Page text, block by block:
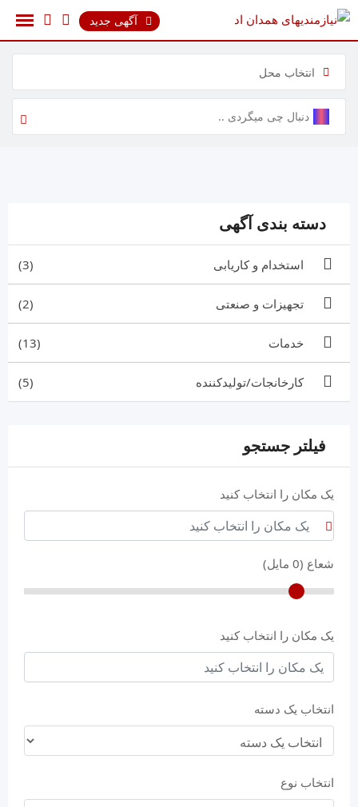
پرش
محتوا
آگهی جدید
انتخاب محل
دسته بندی آگهی
استخدام و کاریابی (3)
تجهیزات و صنعتی (2)
خدمات (13)
کارخانجات/تولیدکننده (5)
فیلتر جستجو
یک مکان را انتخاب کنید
شعاع (0 مایل)
یک مکان را انتخاب کنید
انتخاب یک دسته
انتخاب نوع